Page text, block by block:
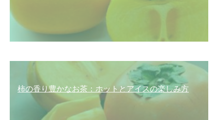
柿の香り豊かなお茶：ホットとアイスの楽しみ方